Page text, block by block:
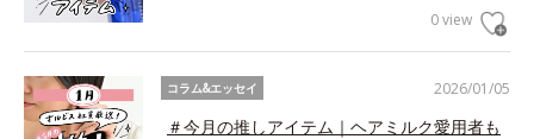
0 view
2026/01/05
コラム&エッセイ
＃今月の推しアイテム｜ヘアミルク愛用者も